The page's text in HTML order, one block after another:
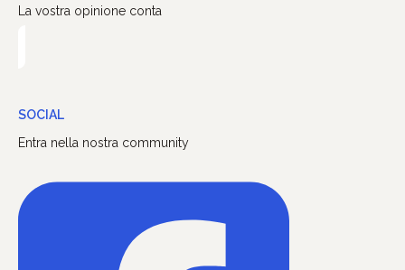
La vostra opinione conta
SOCIAL
Entra nella nostra community